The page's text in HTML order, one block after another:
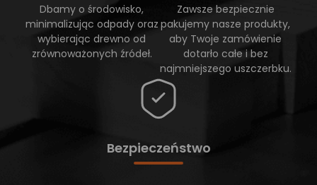
Dbamy o środowisko,
minimalizując odpady oraz
wybierając drewno od
zrównoważonych źródeł.
Zawsze bezpiecznie
pakujemy nasze produkty,
aby Twoje zamówienie
dotarło całe i bez
najmniejszego uszczerbku.
Bezpieczeństwo